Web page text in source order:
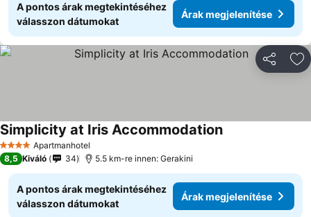
A pontos árak megtekintéséhez
válasszon dátumokat
Árak megjelenítése
4 KategóriaApartmanhotel
Simplicity at Iris AccommodationÁrak
8,5 Kiváló 34 5.5 km-re innen: Gerakini
A pontos árak megtekintéséhez
válasszon dátumokat
Árak megjelenítése